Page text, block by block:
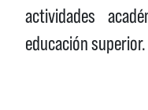
actividades
educación superior.